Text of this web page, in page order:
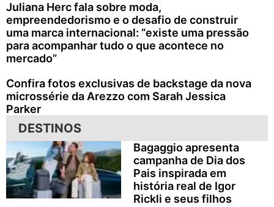
Juliana Herc fala sobre moda,
empreendedorismo e o desafio de construir
uma marca internacional: “existe uma pressão
para acompanhar tudo o que acontece no
mercado”
Confira fotos exclusivas de backstage da nova
microssérie da Arezzo com Sarah Jessica
Parker
DESTINOS
Bagaggio apresenta
campanha de Dia dos
Pais inspirada em
história real de Igor
Rickli e seus filhos